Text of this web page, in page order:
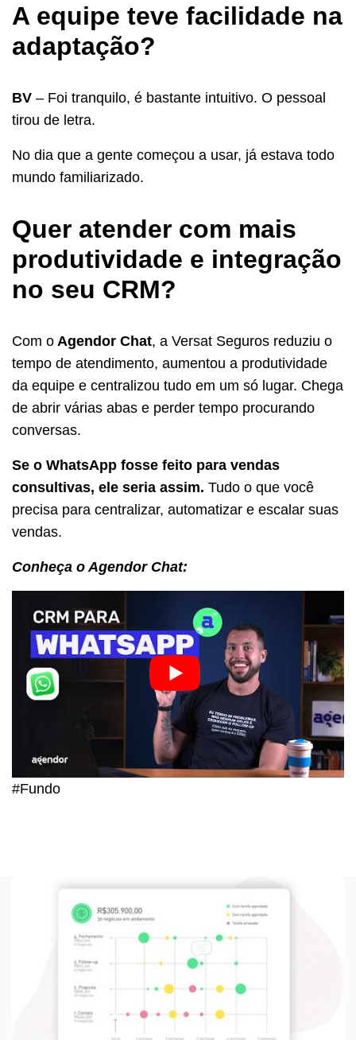
A equipe teve facilidade na
adaptação?
BV – Foi tranquilo, é bastante intuitivo. O pessoal
tirou de letra.
No dia que a gente começou a usar, já estava todo
mundo familiarizado.
Quer atender com mais
produtividade e integração
no seu CRM?
Com o Agendor Chat, a Versat Seguros reduziu o
tempo de atendimento, aumentou a produtividade
da equipe e centralizou tudo em um só lugar. Chega
de abrir várias abas e perder tempo procurando
conversas.
Se o WhatsApp fosse feito para vendas
consultivas, ele seria assim. Tudo o que você
precisa para centralizar, automatizar e escalar suas
vendas.
Conheça o Agendor Chat:
#Fundo